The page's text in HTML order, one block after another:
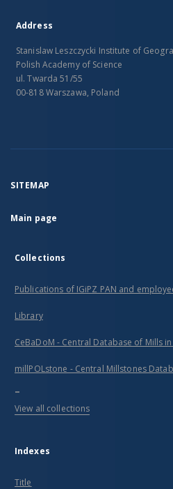
Address
Stanislaw Leszczycki Institute of
Polish Academy of Science
ul. Twarda 51/55
00-818 Warszawa, Poland
SITEMAP
Main page
Collections
Publications of IGiPZ PAN and
Library
CeBaDoM - Central Database of Mills
millPOLstone - Central Millstones
...
View all collections
Indexes
Title